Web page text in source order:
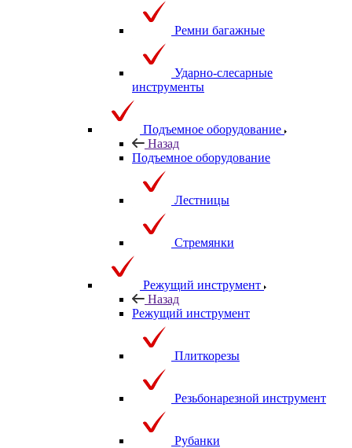
Ремни багажные
Ударно-слесарные
инструменты
Подъемное оборудование
Назад
Подъемное оборудование
Лестницы
Стремянки
Режущий инструмент
Назад
Режущий инструмент
Плиткорезы
Резьбонарезной инструмент
Рубанки